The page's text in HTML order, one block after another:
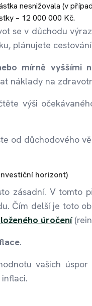
nesnižovala (v
– 12 000 000 Kč.
se v důchodu
plánujete
mírně vyššími
náklady na
výši
od důchodového
horizont)
zásadní. V tomto
Čím delší je toto
úročení
.
vašich